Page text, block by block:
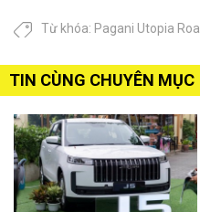
Từ khóa: Pagani Utopia
TIN CÙNG CHUYÊN MỤC